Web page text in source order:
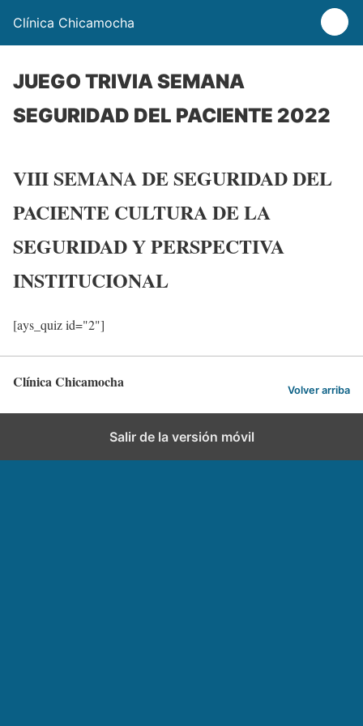
Clínica Chicamocha
JUEGO TRIVIA SEMANA
SEGURIDAD DEL PACIENTE 2022
VIII SEMANA DE SEGURIDAD DEL
PACIENTE CULTURA DE LA
SEGURIDAD Y PERSPECTIVA
INSTITUCIONAL
[ays_quiz id="2"]
Clínica Chicamocha Volver arriba
Salir de la versión móvil